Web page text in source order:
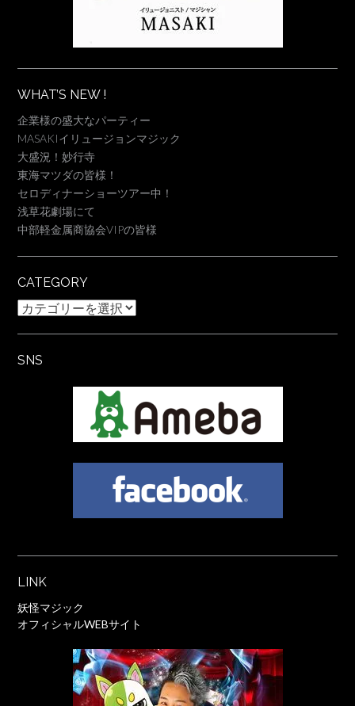
WHAT’S NEW !
企業様の盛大なパーティー
MASAKIイリュージョンマジック
大盛況！妙行寺
東海マツダの皆様！
セロディナーショーツアー中！
浅草花劇場にて
中部軽金属商協会VIPの皆様
CATEGORY
Category
SNS
LINK
妖怪マジック
オフィシャルWEBサイト